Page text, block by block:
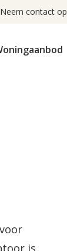
Neem contact op
is